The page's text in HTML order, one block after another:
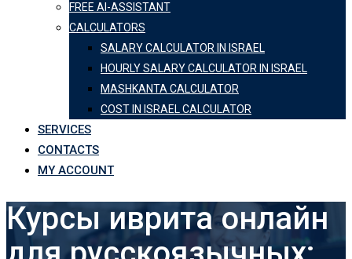
FREE AI-ASSISTANT
CALCULATORS
SALARY CALCULATOR IN ISRAEL
HOURLY SALARY CALCULATOR IN ISRAEL
MASHKANTA CALCULATOR
COST IN ISRAEL CALCULATOR
SERVICES
CONTACTS
MY ACCOUNT
Курсы иврита онлайн